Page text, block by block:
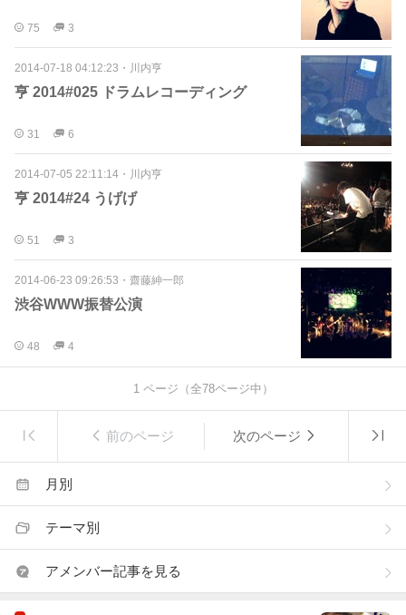
75 3
2014-07-18 04:12:23 ・ 川内亨
亨 2014#025 ドラムレコーディング
31 6
2014-07-05 22:11:14 ・ 川内亨
亨 2014#24 うげげ
51 3
2014-06-23 09:26:53 ・ 齋藤紳一郎
渋谷WWW振替公演
48 4
1ページ（全78ページ中）
前のページ 次のページ
月別
テーマ別
アメンバー記事を見る